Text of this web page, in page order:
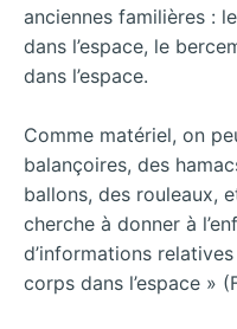
anciennes familières :
dans l’espace, le
dans l’espace.
Comme matériel, on
balançoires, des
ballons, des rouleaux,
cherche à donner à
d’informations
corps dans l’espace »